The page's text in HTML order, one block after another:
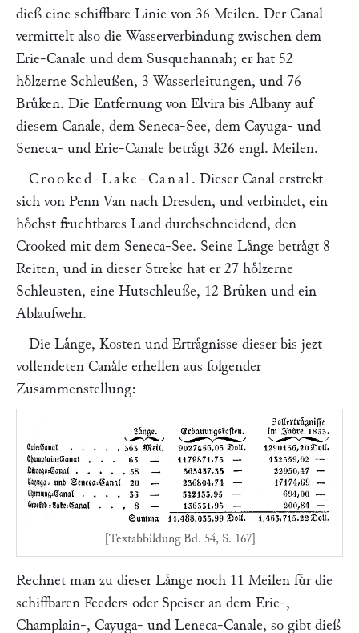
dieß eine schiffbare Linie von 36 Meilen. Der Canal
vermittelt also die Wasserverbindung zwischen dem
Erie-Canale und dem Susquehannah; er hat 52
hoͤlzerne Schleußen, 3 Wasserleitungen, und 76
Bruͤken. Die Entfernung von Elvira bis Albany auf
diesem Canale, dem Seneca-See, dem Cayuga- und
Seneca- und Erie-Canale betraͤgt 326 engl. Meilen.
Crooked-Lake-Canal . Dieser Canal erstrekt
sich von Penn Van nach Dresden, und verbindet, ein
hoͤchst fruchtbares Land durchschneidend, den
Crooked mit dem Seneca-See. Seine Laͤnge betraͤgt 8
Reiten, und in dieser Streke hat er 27 hoͤlzerne
Schleusten, eine Hutschleuße, 12 Bruͤken und ein
Ablaufwehr.
Die Laͤnge, Kosten und Ertraͤgnisse dieser bis jezt
vollendeten Canaͤle erhellen aus folgender
Zusammenstellung:
[Textabbildung Bd. 54, S. 167]
Rechnet man zu dieser Laͤnge noch 11 Meilen fuͤr die
schiffbaren Feeders oder Speiser an dem Erie-,
Champlain-, Cayuga- und Leneca-Canale, so gibt dieß